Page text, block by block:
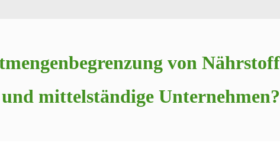
von
mittelständige Unternehmen?